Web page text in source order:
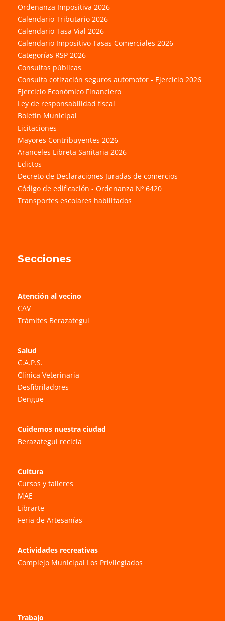
Ordenanza Impositiva 2026
Calendario Tributario 2026
Calendario Tasa Vial 2026
Calendario Impositivo Tasas Comerciales 2026
Categorías RSP 2026
Consultas públicas
Consulta cotización seguros automotor - Ejercicio 2026
Ejercicio Económico Financiero
Ley de responsabilidad fiscal
Boletín Municipal
Licitaciones
Mayores Contribuyentes 2026
Aranceles Libreta Sanitaria 2026
Edictos
Decreto de Declaraciones Juradas de comercios
Código de edificación - Ordenanza Nº 6420
Transportes escolares habilitados
Secciones
Atención al vecino
CAV
Trámites Berazategui
Salud
C.A.P.S.
Clínica Veterinaria
Desfibriladores
Dengue
Cuidemos nuestra ciudad
Berazategui recicla
Cultura
Cursos y talleres
MAE
Librarte
Feria de Artesanías
Actividades recreativas
Complejo Municipal Los Privilegiados
Trabajo